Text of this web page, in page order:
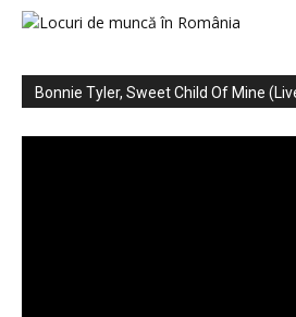
Bonnie Tyler, Sweet Child Of Mine